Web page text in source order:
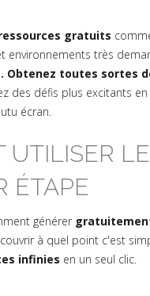
gratuits
environnements très
. Obtenez toutes sortes
des défis plus excitants
écran.
ÉTAPE
générer
à quel point c'est
infinies en un seul clic.